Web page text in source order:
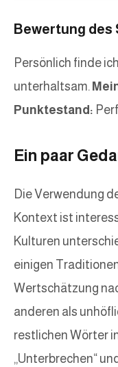
Bewertung des
Persönlich finde
unterhaltsam.
Punktestand:
Ein paar
Die Verwendung
Kontext ist
Kulturen
einigen
Wertschätzung
anderen als
restlichen Wörter
„Unterbrechen“